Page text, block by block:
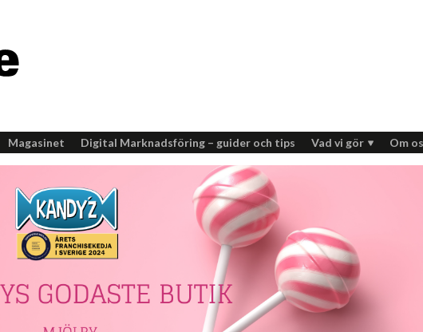
Magasinet Digital Marknadsföring – guider och tips Vad vi gör Om